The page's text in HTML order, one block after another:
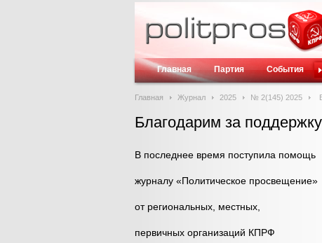
Главная Партия События
Главная Журнал 2025 № 2(145) 2025
Благодарим за
В последнее время поступила помощь
журналу «Политическое просвещение»
от региональных, местных,
первичных организаций КПРФ